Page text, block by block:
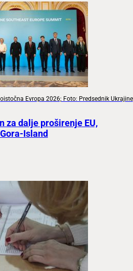
Evropa 2026; Foto: Predsednik Ukrajine
za dalje proširenje EU,
Island